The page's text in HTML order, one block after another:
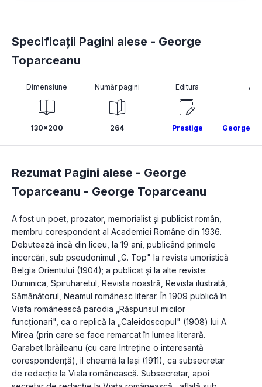
Specificații Pagini alese - George
Toparceanu
Dimensiune
130x200
Număr pagini
264
Editura
Prestige George
Rezumat Pagini alese - George
Toparceanu - George Toparceanu
A fost un poet, prozator, memorialist şi publicist român,
membru corespondent al Academiei Române din 1936.
Debutează încă din liceu, la 19 ani, publicând primele
încercări, sub pseudonimul „G. Top" la revista umoristică
Belgia Orientului (1904); a publicat şi la alte reviste:
Duminica, Spiruharetul, Revista noastră, Revista ilustrată,
Sămănătorul, Neamul românesc literar. În 1909 publică în
Viafa românească parodia „Răspunsul micilor
funcţionari", ca o replică la „Caleidoscopul" (1908) lui A.
Mirea (prin care se face remarcat în lumea literară.
Garabet Ibrăileanu (cu care Intreţine o interesantă
corespondenţă), il cheamă la laşi (1911), ca subsecretar
de redacţie la Viala românească. Subsecretar, apoi